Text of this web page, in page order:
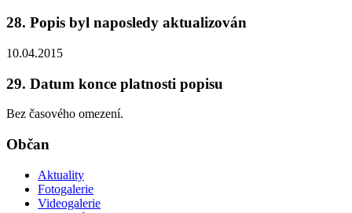
28. Popis byl naposledy aktualizován
10.04.2015
29. Datum konce platnosti popisu
Bez časového omezení.
Občan
Aktuality
Fotogalerie
Videogalerie